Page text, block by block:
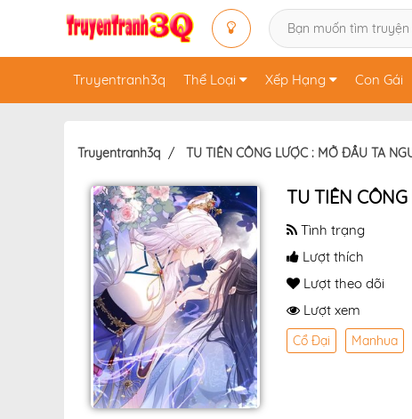
Truyentranh3q Thể Loại Xếp Hạng Con Gái
Truyentranh3q TU TIÊN CÔNG LƯỢC : MỞ ĐẦU TA
TU TIÊN
Tình trạng
Lượt thích
Lượt theo dõi
Lượt xem
Cổ Đại Manhua